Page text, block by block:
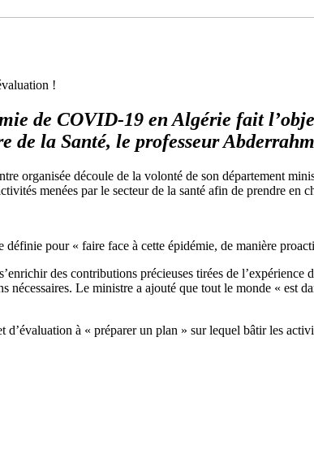
!
de COVID-19 en Algérie fait
la Santé, le professeur
organisée découle de la volonté de son département
menées par le secteur de la santé afin de prendre en
pour « faire face à cette épidémie, de manière
des contributions précieuses tirées de
nécessaires. Le ministre a ajouté que tout le monde « est
à « préparer un plan » sur lequel bâtir les